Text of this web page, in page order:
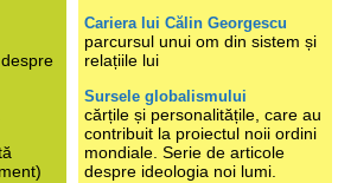
Cariera lui Călin Georgescu
parcursul unui om din sistem și
relațiile lui
Sursele globalismului
cărțile și personalitățile, care au
contribuit la proiectul noii ordini
mondiale. Serie de articole
despre ideologia noi lumi.